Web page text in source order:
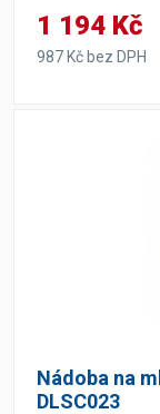
1 194 Kč
987 Kč bez DPH
Nádoba na
DLSC023